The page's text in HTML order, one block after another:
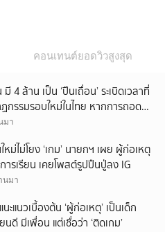
คอนเทนต์ยอดวิวสูงสุด
4 ล้าน เป็น ‘ปืนเถื่อน’ ระเบิดเวลาที่
กรรมรอบใหม่ในไทย หากการถอดบท
นเพียง ‘ลมปาก’
มา
ม่ไม่โยง ‘เกม’ นายกฯ เผย ผู้ก่อเหตุ
ารเรียน เคยโพสต์รูปปืนปู่ลง IG
นมา
ะแนวเบื้องต้น ‘ผู้ก่อเหตุ’ เป็นเด็ก
นดี มีเพื่อน แต่เชื่อว่า ‘ติดเกม’